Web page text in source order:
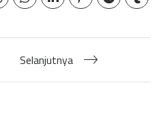
Selanjutnya